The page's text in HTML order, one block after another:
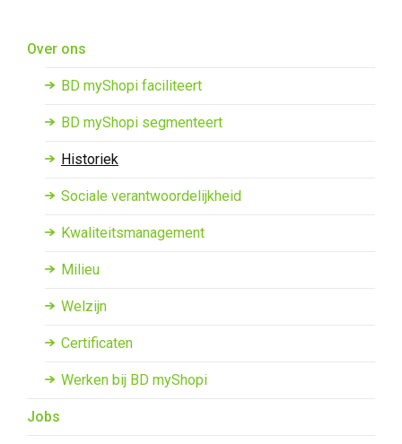
Over ons
BD myShopi faciliteert
BD myShopi segmenteert
Historiek
Sociale verantwoordelijkheid
Kwaliteitsmanagement
Milieu
Welzijn
Certificaten
Werken bij BD myShopi
Jobs